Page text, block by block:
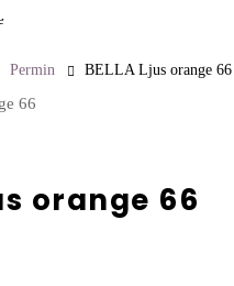
Permin BELLA Ljus orange 66
orange 66